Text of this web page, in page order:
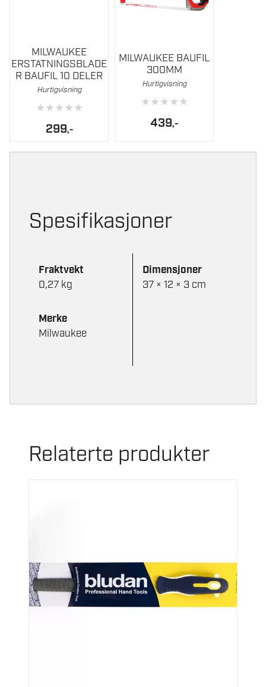
MILWAUKEE
ERSTATNINGSBLADE
R BAUFIL 10 DELER
Hurtigvisning
★★★★★
299,-
MILWAUKEE BAUFIL
300MM
Hurtigvisning
★★★★★
439,-
Spesifikasjoner
Fraktvekt
0,27 kg
Dimensjoner
37 × 12 × 3 cm
Merke
Milwaukee
Relaterte produkter